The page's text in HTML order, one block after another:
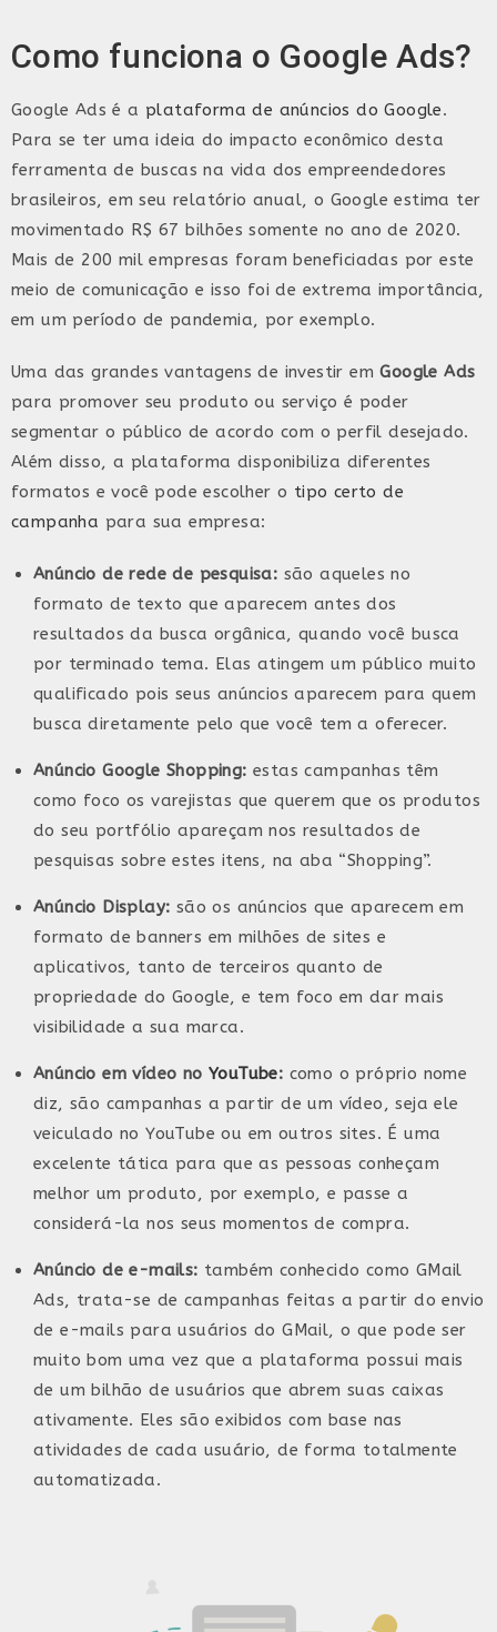
Como funciona o Google Ads?
Google Ads é a plataforma de anúncios do Google.
Para se ter uma ideia do impacto econômico desta
ferramenta de buscas na vida dos empreendedores
brasileiros, em seu relatório anual, o Google estima ter
movimentado R$ 67 bilhões somente no ano de 2020.
Mais de 200 mil empresas foram beneficiadas por este
meio de comunicação e isso foi de extrema importância,
em um período de pandemia, por exemplo.
Uma das grandes vantagens de investir emGoogle Ads
para promover seu produto ou serviço é poder
segmentar o público de acordo com o perfil desejado.
Além disso, a plataforma disponibiliza diferentes
formatos e você pode escolher o tipo certo de
campanha para sua empresa:
Anúncio de rede de pesquisa: são aqueles no
formato de texto que aparecem antes dos
resultados da busca orgânica, quando você busca
por terminado tema. Elas atingem um público muito
qualificado pois seus anúncios aparecem para quem
busca diretamente pelo que você tem a oferecer.
Anúncio Google Shopping: estas campanhas têm
como foco os varejistas que querem que os produtos
do seu portfólio apareçam nos resultados de
pesquisas sobre estes itens, na aba “Shopping”.
Anúncio Display: são os anúncios que aparecem em
formato de banners em milhões de sites e
aplicativos, tanto de terceiros quanto de
propriedade do Google, e tem foco em dar mais
visibilidade a sua marca.
Anúncio em vídeo no YouTube: como o próprio nome
diz, são campanhas a partir de um vídeo, seja ele
veiculado no YouTube ou em outros sites. É uma
excelente tática para que as pessoas conheçam
melhor um produto, por exemplo, e passe a
considerá-la nos seus momentos de compra.
Anúncio de e-mails: também conhecido como GMail
Ads, trata-se de campanhas feitas a partir do envio
de e-mails para usuários do GMail, o que pode ser
muito bom uma vez que a plataforma possui mais
de um bilhão de usuários que abrem suas caixas
ativamente. Eles são exibidos com base nas
atividades de cada usuário, de forma totalmente
automatizada.